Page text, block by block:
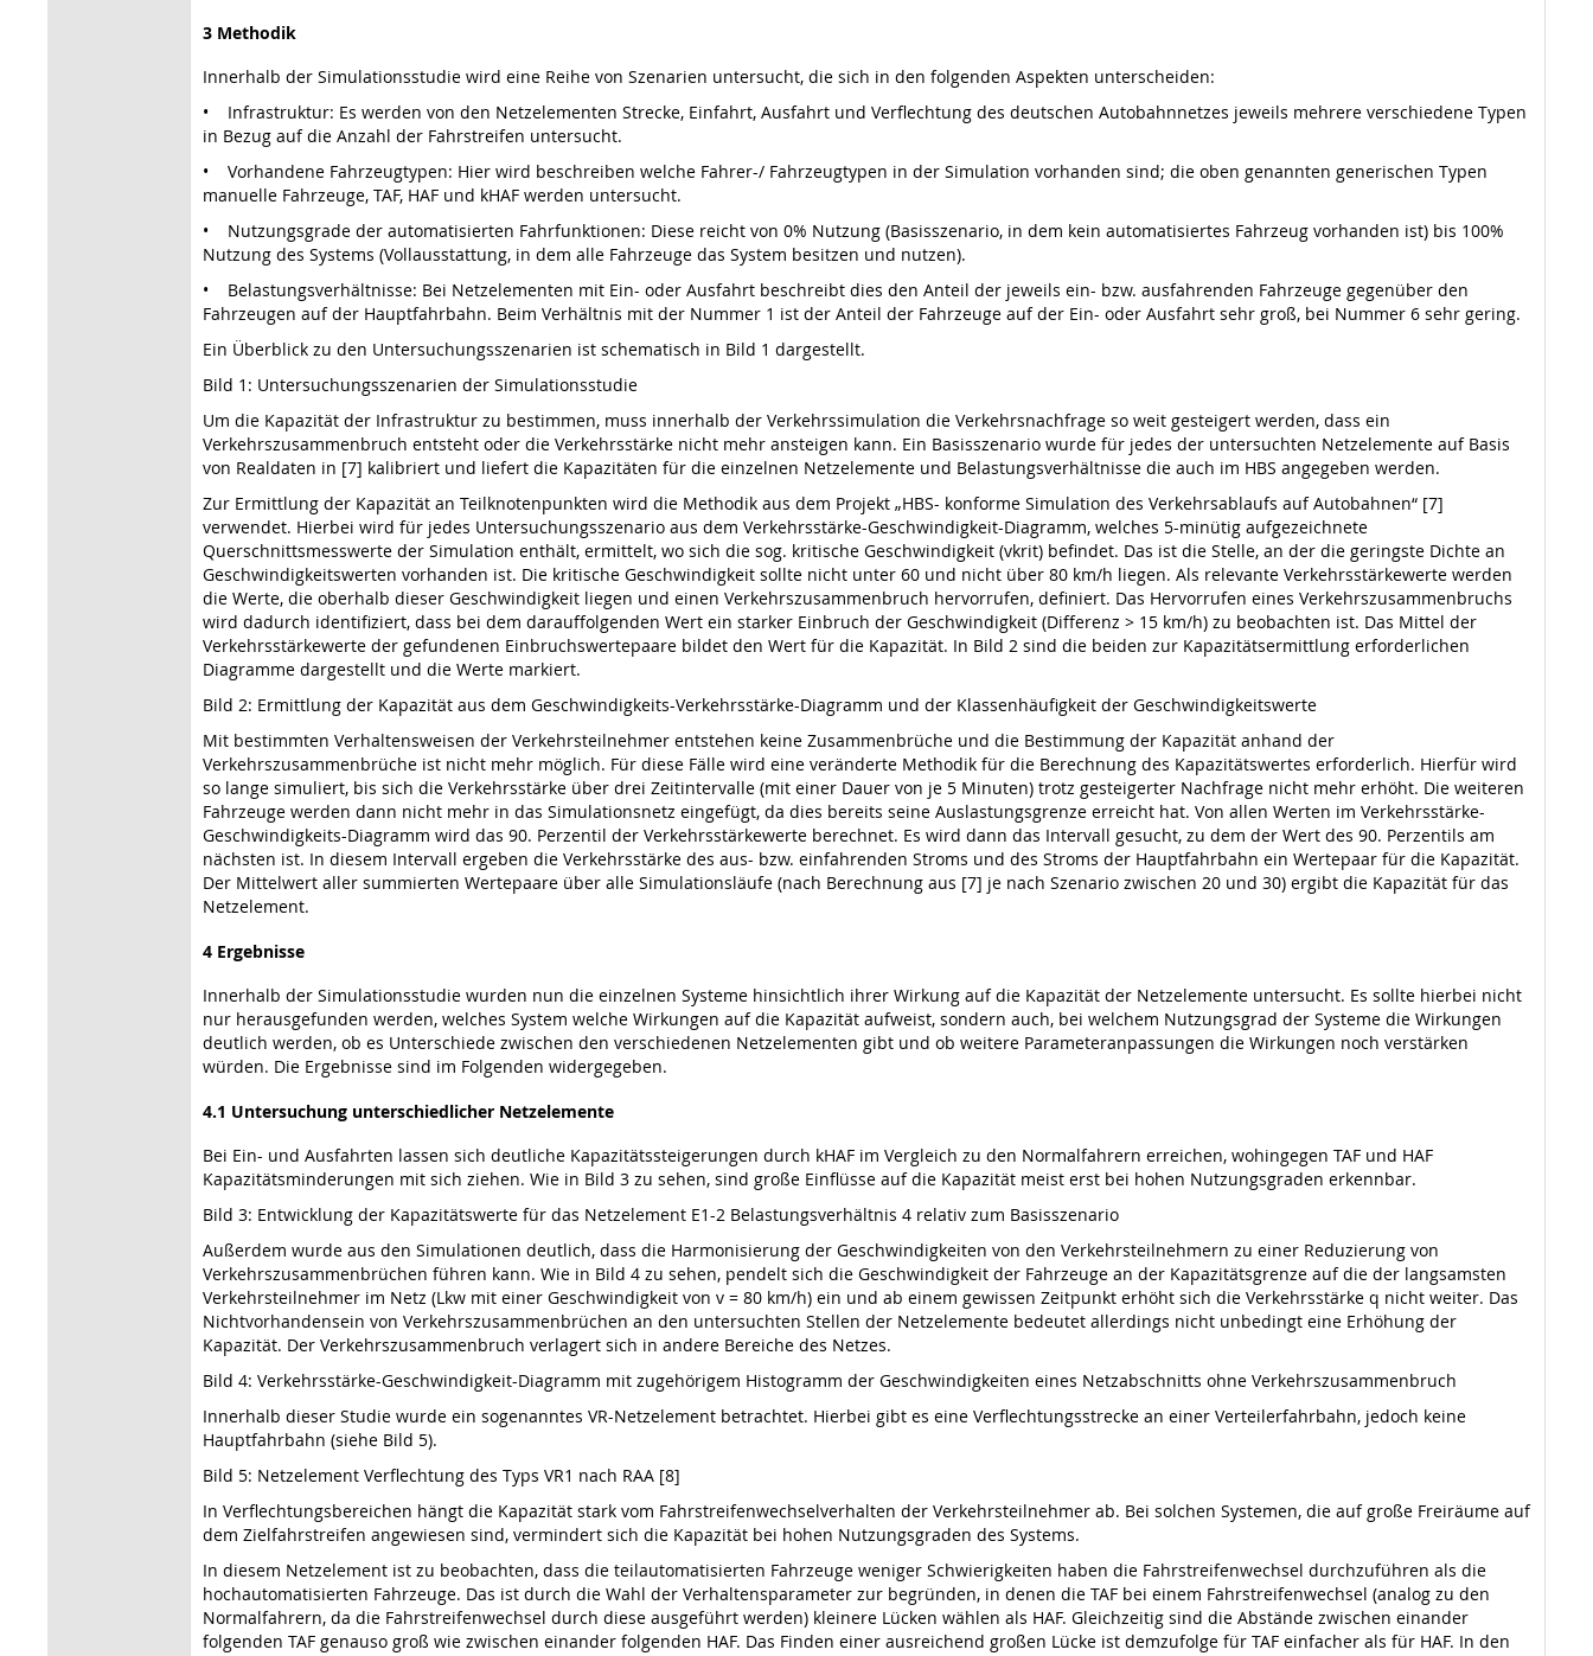
3 Methodik
Innerhalb der Simulationsstudie wird eine Reihe von Szenarien untersucht, die sich in den folgenden Aspekten unterscheiden:
• Infrastruktur: Es werden von den Netzelementen Strecke, Einfahrt, Ausfahrt und Verflechtung des deutschen Autobahnnetzes jeweils mehrere verschiedene Typen
in Bezug auf die Anzahl der Fahrstreifen untersucht.
• Vorhandene Fahrzeugtypen: Hier wird beschreiben welche Fahrer-/ Fahrzeugtypen in der Simulation vorhanden sind; die oben genannten generischen Typen
manuelle Fahrzeuge, TAF, HAF und kHAF werden untersucht.
• Nutzungsgrade der automatisierten Fahrfunktionen: Diese reicht von 0% Nutzung (Basisszenario, in dem kein automatisiertes Fahrzeug vorhanden ist) bis 100%
Nutzung des Systems (Vollausstattung, in dem alle Fahrzeuge das System besitzen und nutzen).
• Belastungsverhältnisse: Bei Netzelementen mit Ein- oder Ausfahrt beschreibt dies den Anteil der jeweils ein- bzw. ausfahrenden Fahrzeuge gegenüber den
Fahrzeugen auf der Hauptfahrbahn. Beim Verhältnis mit der Nummer 1 ist der Anteil der Fahrzeuge auf der Ein- oder Ausfahrt sehr groß, bei Nummer 6 sehr gering.
Ein Überblick zu den Untersuchungsszenarien ist schematisch in Bild 1 dargestellt.
Bild 1: Untersuchungsszenarien der Simulationsstudie
Um die Kapazität der Infrastruktur zu bestimmen, muss innerhalb der Verkehrssimulation die Verkehrsnachfrage so weit gesteigert werden, dass ein
Verkehrszusammenbruch entsteht oder die Verkehrsstärke nicht mehr ansteigen kann. Ein Basisszenario wurde für jedes der untersuchten Netzelemente auf Basis
von Realdaten in [7] kalibriert und liefert die Kapazitäten für die einzelnen Netzelemente und Belastungsverhältnisse die auch im HBS angegeben werden.
Zur Ermittlung der Kapazität an Teilknotenpunkten wird die Methodik aus dem Projekt „HBS- konforme Simulation des Verkehrsablaufs auf Autobahnen“ [7]
verwendet. Hierbei wird für jedes Untersuchungsszenario aus dem Verkehrsstärke-Geschwindigkeit-Diagramm, welches 5-minütig aufgezeichnete
Querschnittsmesswerte der Simulation enthält, ermittelt, wo sich die sog. kritische Geschwindigkeit (vkrit) befindet. Das ist die Stelle, an der die geringste Dichte an
Geschwindigkeitswerten vorhanden ist. Die kritische Geschwindigkeit sollte nicht unter 60 und nicht über 80 km/h liegen. Als relevante Verkehrsstärkewerte werden
die Werte, die oberhalb dieser Geschwindigkeit liegen und einen Verkehrszusammenbruch hervorrufen, definiert. Das Hervorrufen eines Verkehrszusammenbruchs
wird dadurch identifiziert, dass bei dem darauffolgenden Wert ein starker Einbruch der Geschwindigkeit (Differenz > 15 km/h) zu beobachten ist. Das Mittel der
Verkehrsstärkewerte der gefundenen Einbruchswertepaare bildet den Wert für die Kapazität. In Bild 2 sind die beiden zur Kapazitätsermittlung erforderlichen
Diagramme dargestellt und die Werte markiert.
Bild 2: Ermittlung der Kapazität aus dem Geschwindigkeits-Verkehrsstärke-Diagramm und der Klassenhäufigkeit der Geschwindigkeitswerte
Mit bestimmten Verhaltensweisen der Verkehrsteilnehmer entstehen keine Zusammenbrüche und die Bestimmung der Kapazität anhand der
Verkehrszusammenbrüche ist nicht mehr möglich. Für diese Fälle wird eine veränderte Methodik für die Berechnung des Kapazitätswertes erforderlich. Hierfür wird
so lange simuliert, bis sich die Verkehrsstärke über drei Zeitintervalle (mit einer Dauer von je 5 Minuten) trotz gesteigerter Nachfrage nicht mehr erhöht. Die weiteren
Fahrzeuge werden dann nicht mehr in das Simulationsnetz eingefügt, da dies bereits seine Auslastungsgrenze erreicht hat. Von allen Werten im Verkehrsstärke-
Geschwindigkeits-Diagramm wird das 90. Perzentil der Verkehrsstärkewerte berechnet. Es wird dann das Intervall gesucht, zu dem der Wert des 90. Perzentils am
nächsten ist. In diesem Intervall ergeben die Verkehrsstärke des aus- bzw. einfahrenden Stroms und des Stroms der Hauptfahrbahn ein Wertepaar für die Kapazität.
Der Mittelwert aller summierten Wertepaare über alle Simulationsläufe (nach Berechnung aus [7] je nach Szenario zwischen 20 und 30) ergibt die Kapazität für das
Netzelement.
4 Ergebnisse
Innerhalb der Simulationsstudie wurden nun die einzelnen Systeme hinsichtlich ihrer Wirkung auf die Kapazität der Netzelemente untersucht. Es sollte hierbei nicht
nur herausgefunden werden, welches System welche Wirkungen auf die Kapazität aufweist, sondern auch, bei welchem Nutzungsgrad der Systeme die Wirkungen
deutlich werden, ob es Unterschiede zwischen den verschiedenen Netzelementen gibt und ob weitere Parameteranpassungen die Wirkungen noch verstärken
würden. Die Ergebnisse sind im Folgenden widergegeben.
4.1 Untersuchung unterschiedlicher Netzelemente
Bei Ein- und Ausfahrten lassen sich deutliche Kapazitätssteigerungen durch kHAF im Vergleich zu den Normalfahrern erreichen, wohingegen TAF und HAF
Kapazitätsminderungen mit sich ziehen. Wie in Bild 3 zu sehen, sind große Einflüsse auf die Kapazität meist erst bei hohen Nutzungsgraden erkennbar.
Bild 3: Entwicklung der Kapazitätswerte für das Netzelement E1-2 Belastungsverhältnis 4 relativ zum Basisszenario
Außerdem wurde aus den Simulationen deutlich, dass die Harmonisierung der Geschwindigkeiten von den Verkehrsteilnehmern zu einer Reduzierung von
Verkehrszusammenbrüchen führen kann. Wie in Bild 4 zu sehen, pendelt sich die Geschwindigkeit der Fahrzeuge an der Kapazitätsgrenze auf die der langsamsten
Verkehrsteilnehmer im Netz (Lkw mit einer Geschwindigkeit von v = 80 km/h) ein und ab einem gewissen Zeitpunkt erhöht sich die Verkehrsstärke q nicht weiter. Das
Nichtvorhandensein von Verkehrszusammenbrüchen an den untersuchten Stellen der Netzelemente bedeutet allerdings nicht unbedingt eine Erhöhung der
Kapazität. Der Verkehrszusammenbruch verlagert sich in andere Bereiche des Netzes.
Bild 4: Verkehrsstärke-Geschwindigkeit-Diagramm mit zugehörigem Histogramm der Geschwindigkeiten eines Netzabschnitts ohne Verkehrszusammenbruch
Innerhalb dieser Studie wurde ein sogenanntes VR-Netzelement betrachtet. Hierbei gibt es eine Verflechtungsstrecke an einer Verteilerfahrbahn, jedoch keine
Hauptfahrbahn (siehe Bild 5).
Bild 5: Netzelement Verflechtung des Typs VR1 nach RAA [8]
In Verflechtungsbereichen hängt die Kapazität stark vom Fahrstreifenwechselverhalten der Verkehrsteilnehmer ab. Bei solchen Systemen, die auf große Freiräume auf
dem Zielfahrstreifen angewiesen sind, vermindert sich die Kapazität bei hohen Nutzungsgraden des Systems.
In diesem Netzelement ist zu beobachten, dass die teilautomatisierten Fahrzeuge weniger Schwierigkeiten haben die Fahrstreifenwechsel durchzuführen als die
hochautomatisierten Fahrzeuge. Das ist durch die Wahl der Verhaltensparameter zur begründen, in denen die TAF bei einem Fahrstreifenwechsel (analog zu den
Normalfahrern, da die Fahrstreifenwechsel durch diese ausgeführt werden) kleinere Lücken wählen als HAF. Gleichzeitig sind die Abstände zwischen einander
folgenden TAF genauso groß wie zwischen einander folgenden HAF. Das Finden einer ausreichend großen Lücke ist demzufolge für TAF einfacher als für HAF. In den